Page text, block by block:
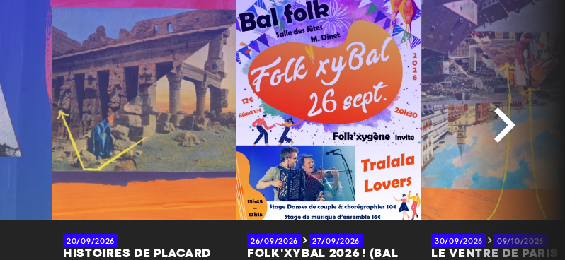
20/09/2026
HISTOIRES DE PLACARD
26/09/2026 27/09/2026
FOLK'XYBAL 2026 ! (BAL
30/09/2026 09/10/2026
LE VENTRE DE PARIS